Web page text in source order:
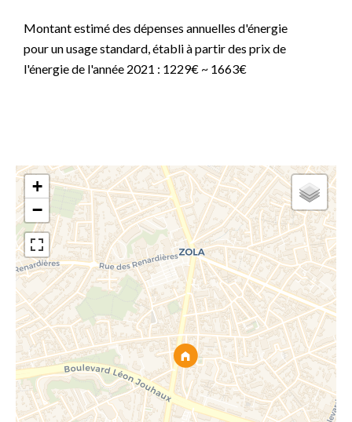
Montant estimé des dépenses annuelles d'énergie
pour un usage standard, établi à partir des prix de
l'énergie de l'année 2021 : 1229€ ~ 1663€
+
−